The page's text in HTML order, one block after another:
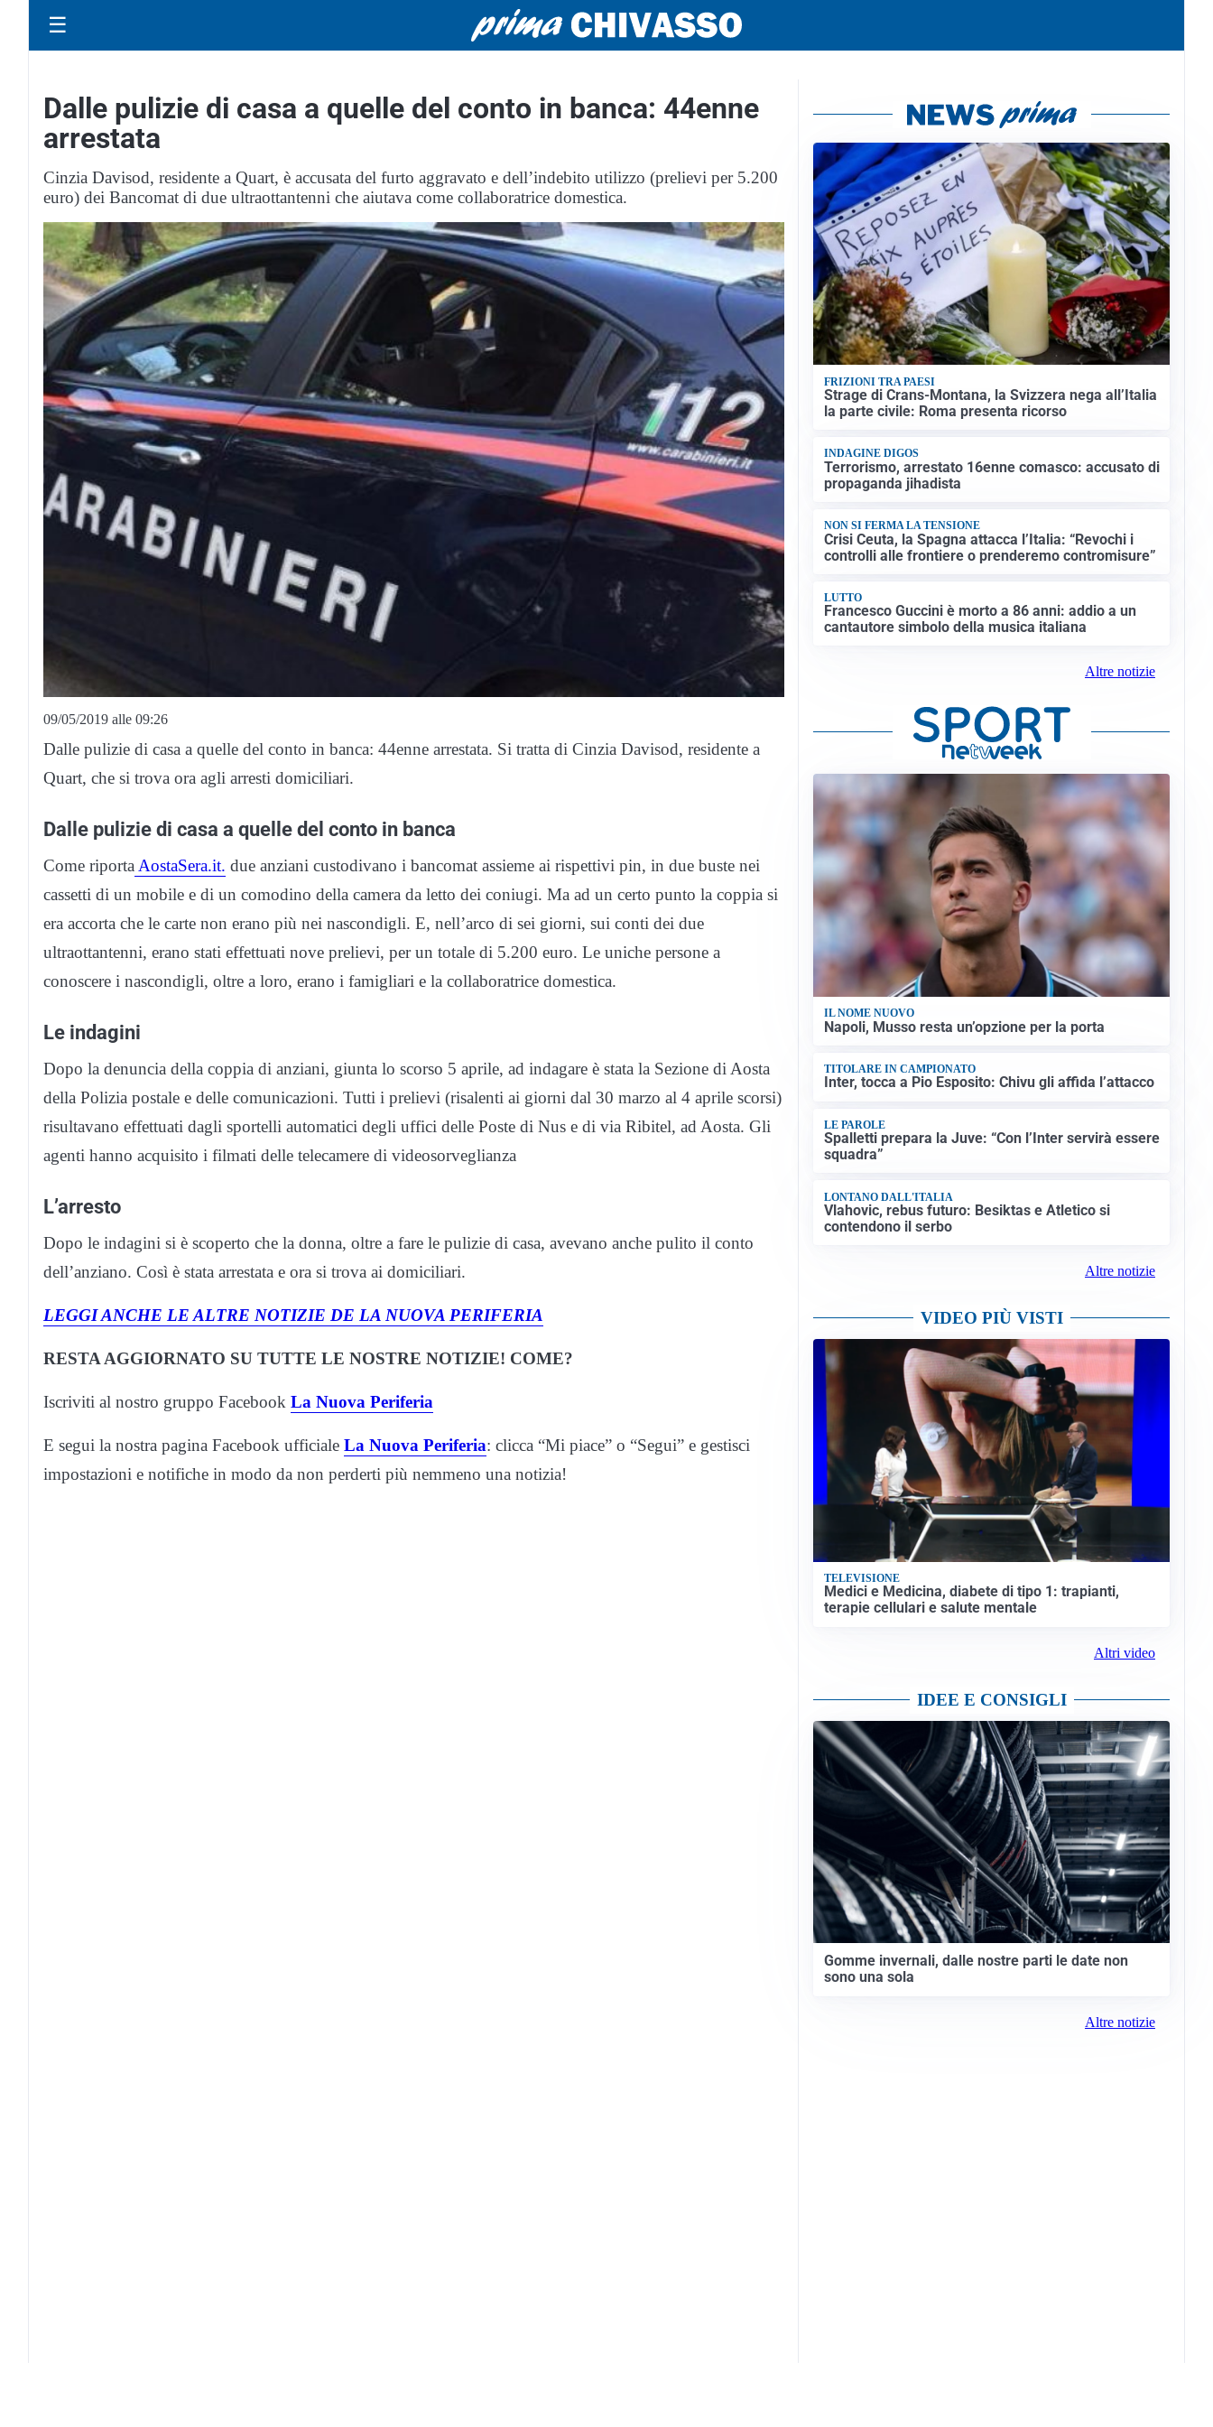
☰
Dalle pulizie di casa a quelle del conto in banca: 44enne
arrestata
Cinzia Davisod, residente a Quart, è accusata del furto aggravato e dell’indebito utilizzo (prelievi per 5.200
euro) dei Bancomat di due ultraottantenni che aiutava come collaboratrice domestica.
09/05/2019 alle 09:26
Dalle pulizie di casa a quelle del conto in banca: 44enne arrestata. Si tratta di Cinzia Davisod, residente a
Quart, che si trova ora agli arresti domiciliari.
Dalle pulizie di casa a quelle del conto in banca
Come riporta AostaSera.it. due anziani custodivano i bancomat assieme ai rispettivi pin, in due buste nei
cassetti di un mobile e di un comodino della camera da letto dei coniugi. Ma ad un certo punto la coppia si
era accorta che le carte non erano più nei nascondigli. E, nell’arco di sei giorni, sui conti dei due
ultraottantenni, erano stati effettuati nove prelievi, per un totale di 5.200 euro. Le uniche persone a
conoscere i nascondigli, oltre a loro, erano i famigliari e la collaboratrice domestica.
Le indagini
Dopo la denuncia della coppia di anziani, giunta lo scorso 5 aprile, ad indagare è stata la Sezione di Aosta
della Polizia postale e delle comunicazioni. Tutti i prelievi (risalenti ai giorni dal 30 marzo al 4 aprile scorsi)
risultavano effettuati dagli sportelli automatici degli uffici delle Poste di Nus e di via Ribitel, ad Aosta. Gli
agenti hanno acquisito i filmati delle telecamere di videosorveglianza
L’arresto
Dopo le indagini si è scoperto che la donna, oltre a fare le pulizie di casa, avevano anche pulito il conto
dell’anziano. Così è stata arrestata e ora si trova ai domiciliari.
LEGGI ANCHE LE ALTRE NOTIZIE DE LA NUOVA PERIFERIA
RESTA AGGIORNATO SU TUTTE LE NOSTRE NOTIZIE! COME?
Iscriviti al nostro gruppo Facebook La Nuova Periferia
E segui la nostra pagina Facebook ufficiale La Nuova Periferia: clicca “Mi piace” o “Segui” e gestisci
impostazioni e notifiche in modo da non perderti più nemmeno una notizia!
FRIZIONI TRA PAESI
Strage di Crans-Montana, la Svizzera nega all’Italia
la parte civile: Roma presenta ricorso
INDAGINE DIGOS
Terrorismo, arrestato 16enne comasco: accusato di
propaganda jihadista
NON SI FERMA LA TENSIONE
Crisi Ceuta, la Spagna attacca l’Italia: “Revochi i
controlli alle frontiere o prenderemo contromisure”
LUTTO
Francesco Guccini è morto a 86 anni: addio a un
cantautore simbolo della musica italiana
Altre notizie
IL NOME NUOVO
Napoli, Musso resta un’opzione per la porta
TITOLARE IN CAMPIONATO
Inter, tocca a Pio Esposito: Chivu gli affida l’attacco
LE PAROLE
Spalletti prepara la Juve: “Con l’Inter servirà essere
squadra”
LONTANO DALL'ITALIA
Vlahovic, rebus futuro: Besiktas e Atletico si
contendono il serbo
Altre notizie
VIDEO PIÙ VISTI
TELEVISIONE
Medici e Medicina, diabete di tipo 1: trapianti,
terapie cellulari e salute mentale
Altri video
IDEE E CONSIGLI
Gomme invernali, dalle nostre parti le date non
sono una sola
Altre notizie